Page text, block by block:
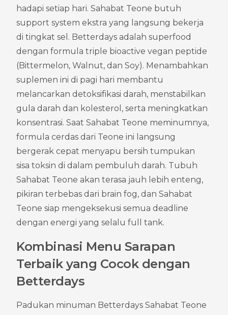
hadapi setiap hari. Sahabat Teone butuh
support system ekstra yang langsung bekerja
di tingkat sel. Betterdays adalah superfood
dengan formula triple bioactive vegan peptide
(Bittermelon, Walnut, dan Soy). Menambahkan
suplemen ini di pagi hari membantu
melancarkan detoksifikasi darah, menstabilkan
gula darah dan kolesterol, serta meningkatkan
konsentrasi. Saat Sahabat Teone meminumnya,
formula cerdas dari Teone ini langsung
bergerak cepat menyapu bersih tumpukan
sisa toksin di dalam pembuluh darah. Tubuh
Sahabat Teone akan terasa jauh lebih enteng,
pikiran terbebas dari brain fog, dan Sahabat
Teone siap mengeksekusi semua deadline
dengan energi yang selalu full tank.
Kombinasi Menu Sarapan
Terbaik yang Cocok dengan
Betterdays
Padukan minuman Betterdays Sahabat Teone